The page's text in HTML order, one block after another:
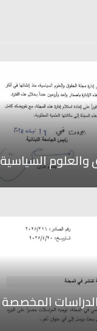
والعلوم السياسية
المخصصة